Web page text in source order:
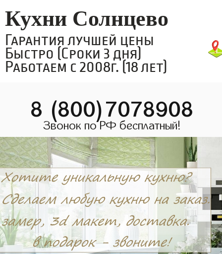
Кухни Солнцево
Гарантия лучшей цены
Быстро (Сроки 3 дня)
Работаем с 2008г. (18 лет)
8 (800)7078908
Звонок по РФ бесплатный!